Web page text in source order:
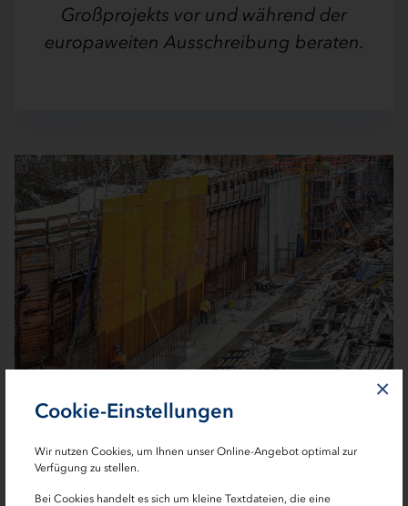
Cookie-Einstellungen
Wir nutzen Cookies, um Ihnen unser Online-Angebot optimal zur
Verfügung zu stellen.
Bei Cookies handelt es sich um kleine Textdateien, die eine
×
Großprojekts vor und während der
europaweiten Ausschreibung beraten.
Richtungsfahrbahn Nord im Winter 2018/19 | Foto: Via Solutions